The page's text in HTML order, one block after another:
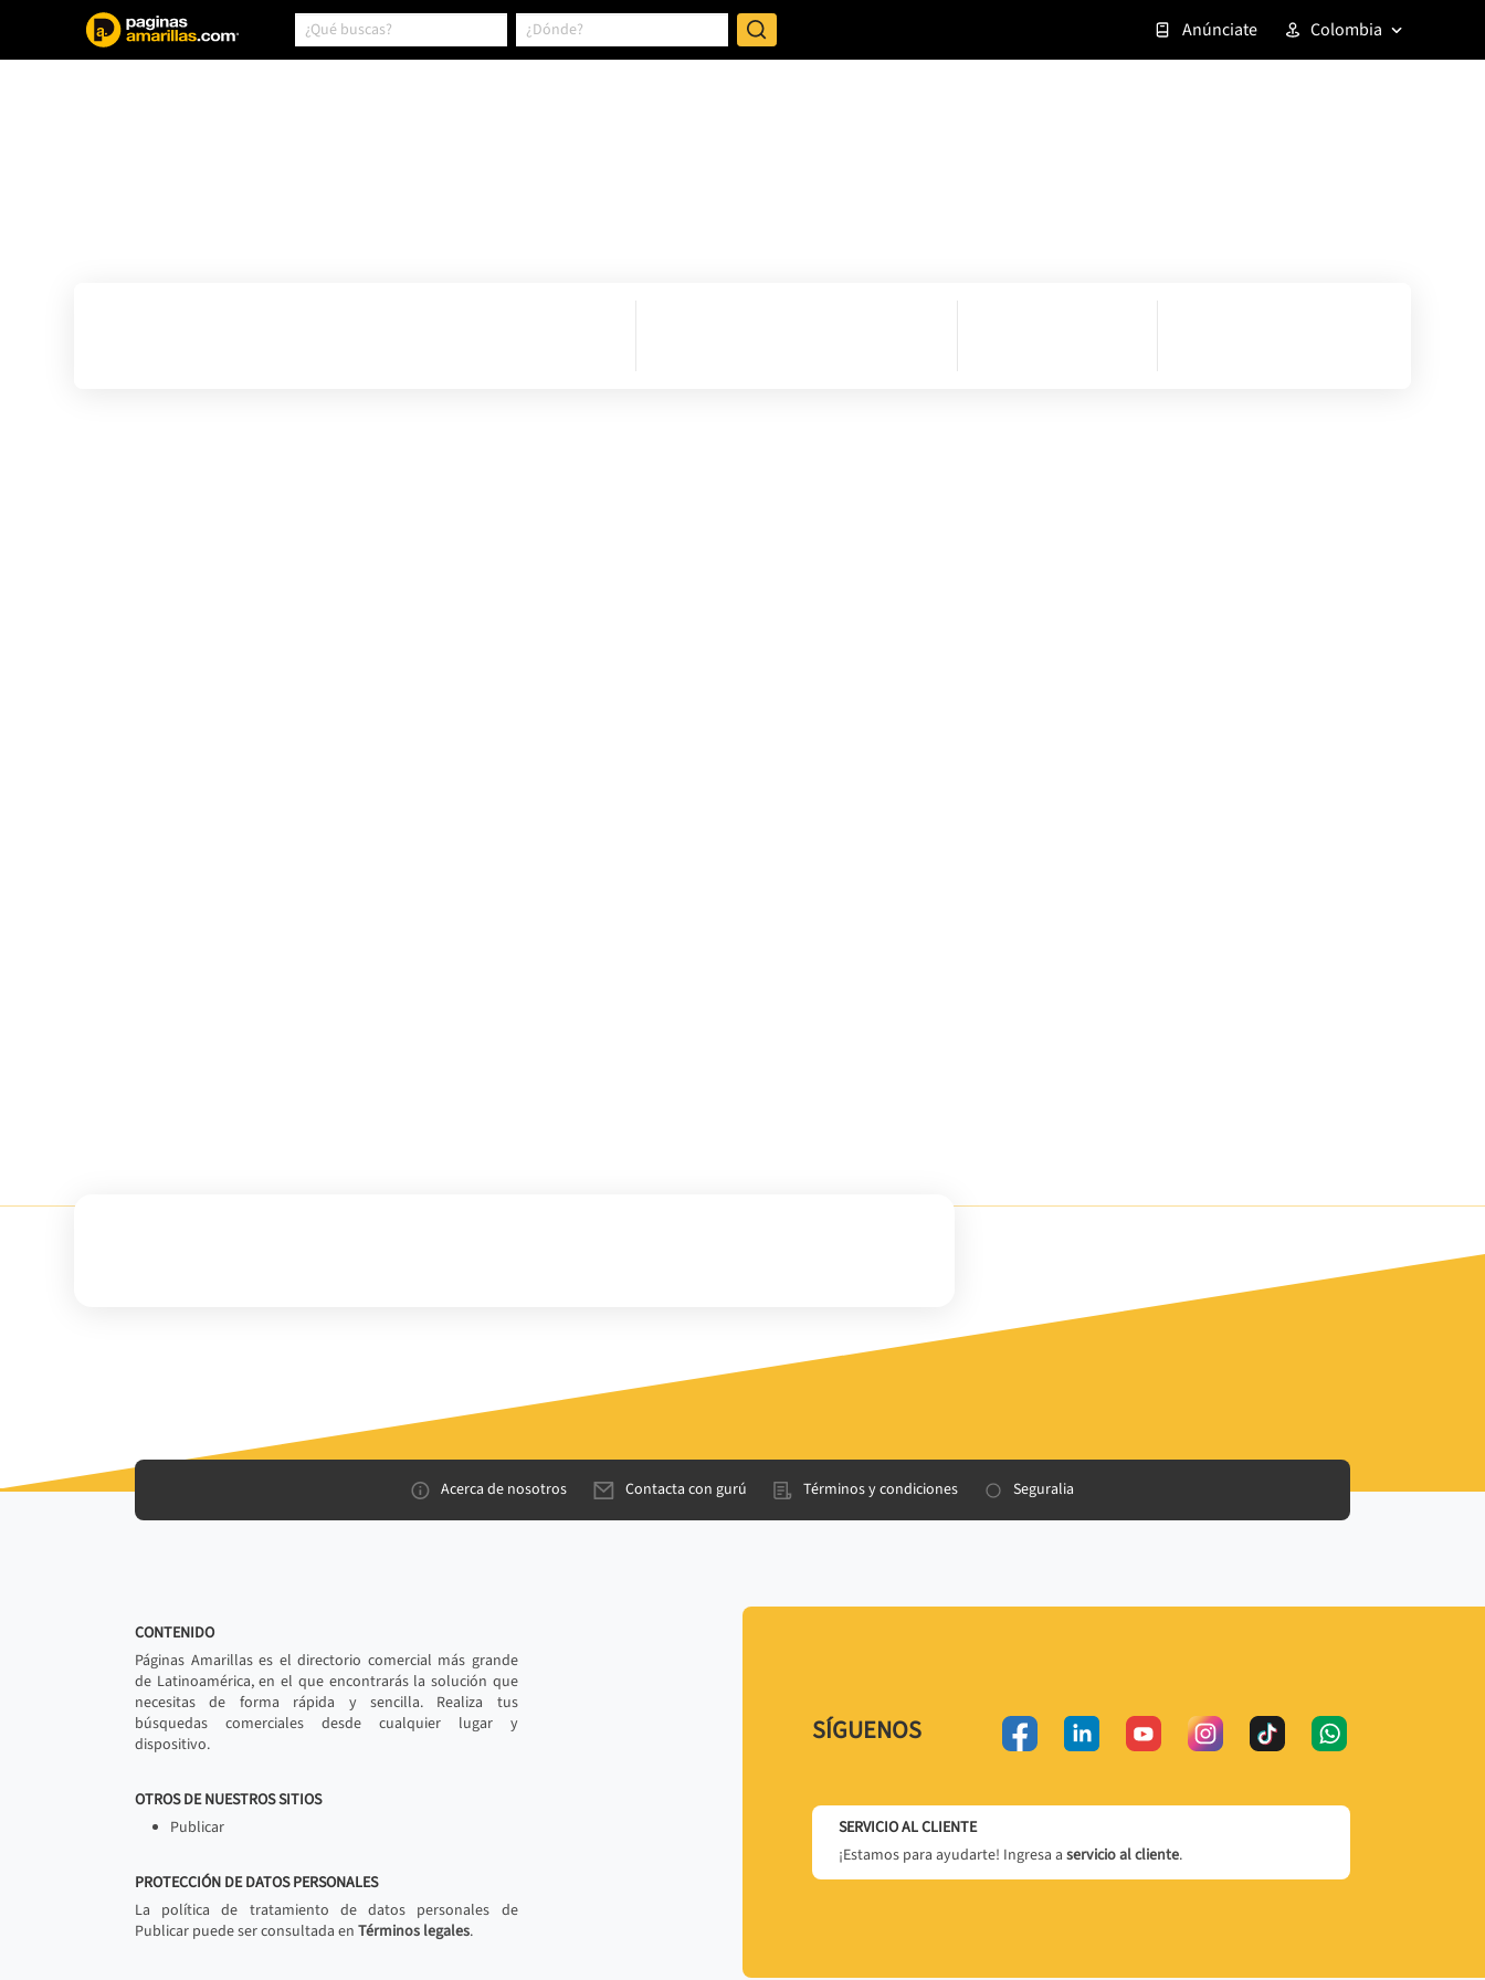
Anúnciate Colombia
Acerca de nosotros Contacta con gurú Términos y condiciones Seguralia
CONTENIDO
Páginas Amarillas es el directorio comercial más grande
de Latinoamérica, en el que encontrarás la solución que
necesitas de forma rápida y sencilla. Realiza tus
búsquedas comerciales desde cualquier lugar y
dispositivo.
OTROS DE NUESTROS SITIOS
Publicar
PROTECCIÓN DE DATOS PERSONALES
La política de tratamiento de datos personales de
Publicar puede ser consultada en Términos legales.
SÍGUENOS
SERVICIO AL CLIENTE
¡Estamos para ayudarte! Ingresa a servicio al cliente.